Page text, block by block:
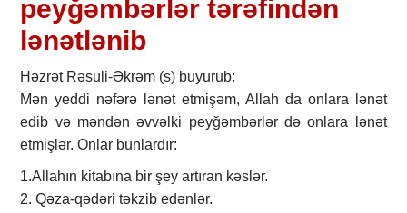
peyğəmbərlər tərəfindən
lənətlənib
Həzrət Rəsuli-Əkrəm (s) buyurub:
Mən yeddi nəfərə lənət etmişəm, Allah da onlara lənət
edib və məndən əvvəlki peyğəmbərlər də onlara lənət
etmişlər. Onlar bunlardır:
1.Allahın kitabına bir şey artıran kəslər.
2. Qəza-qədəri təkzib edənlər.